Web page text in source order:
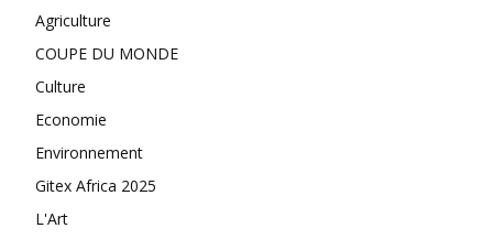
Agriculture
COUPE DU MONDE
Culture
Economie
Environnement
Gitex Africa 2025
L'Art